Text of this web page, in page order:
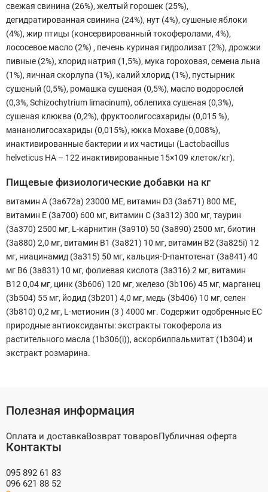
свежая свинина (26%), желтый горошек (25%),
дегидратированная свинина (24%), нут (4%), сушеные яблоки
(4%), жир птицы (консервированный токоферолами, 4%),
лососевое масло (2%) , печень куриная гидролизат (2%), дрожжи
пивные (2%), хлорид натрия (1,5%), мука гороховая, семена льна
(1%), яичная скорлупа (1%), калий хлорид (1%), пустырник
сушеный (0,5%), ромашка сушеная (0,5%), масло водорослей
(0,3%, Schizochytrium limacinum), облепиха сушеная (0,3%),
сушеная клюква (0,2%), фруктоолигосахариды (0,015 %),
мананолигосахариды (0,015%), юкка Мохаве (0,008%),
инактивированные бактерии и их частицы (Lactobacillus
helveticus HA – 122 инактивированные 15×109 клеток/кг).
Пищевые физиологические добавки на кг
витамин А (3a672a) 23000 МЕ, витамин D3 (3a671) 800 МЕ,
витамин Е (3a700) 600 мг, витамин С (3a312) 300 мг, таурин
(3a370) 2500 мг, L-карнитин (3a910) 50 (3a890) 2500 мг, биотин
(3a880) 2,0 мг, витамин B1 (3a821) 10 мг, витамин B2 (3a825i) 12
мг, ниацинамид (3a315) 50 мг, кальция-D-пантотенат (3a841) 40
мг B6 (3a831) 10 мг, фолиевая кислота (3a316) 2 мг, витамин
B12 0,04 мг, цинк (3b606) 120 мг, железо (3b106) 45 мг, марганец
(3b504) 55 мг, йодид (3b201) 4,0 мг, медь (3b406) 10 мг, селен
(3b810) 0,2 мг, L-метионин (3 ) 4000 мг. Содержит одобренные ЕС
природные антиоксиданты: экстракты токоферола из
растительного масла (1b306(i)), аскорбилпальмитат (1b304) и
экстракт розмарина.
Полезная информация
Оплата и доставкаВозврат товаровПубличная оферта
Контакты
095 892 61 83
096 621 88 52